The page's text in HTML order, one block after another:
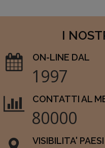
I
ON-LINE DAL
1997
CONTATTI AL
80000
VISIBILITA' PAESI